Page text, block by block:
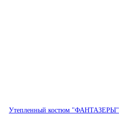
Утепленный костюм "ФАНТАЗЕРЫ"